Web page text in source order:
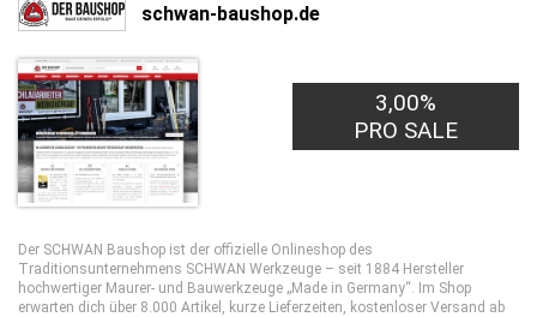
schwan-baushop.de
3,00%
PRO SALE
Der SCHWAN Baushop ist der offizielle Onlineshop des
Traditionsunternehmens SCHWAN Werkzeuge – seit 1884 Hersteller
hochwertiger Maurer- und Bauwerkzeuge „Made in Germany“. Im Shop
erwarten dich über 8.000 Artikel, kurze Lieferzeiten, kostenloser Versand ab